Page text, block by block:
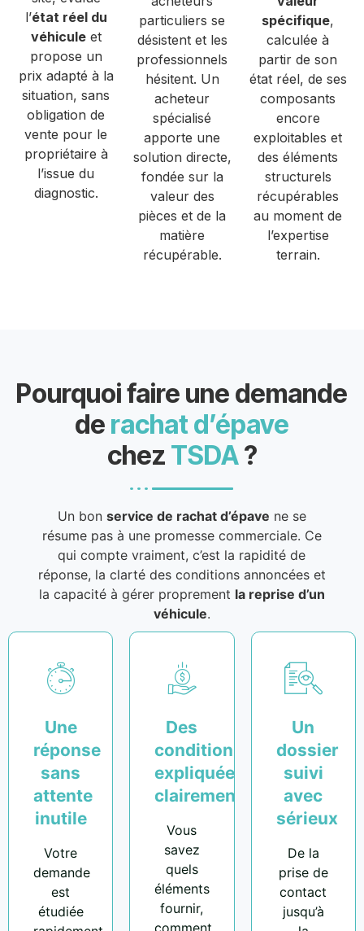
l’état réel du
véhiculeet
propose un
prix adapté à la
situation, sans
obligation de
vente pour le
propriétaire à
l’issue du
diagnostic.
particuliers se
désistent et les
professionnels
hésitent. Un
acheteur
spécialisé
apporte une
solution directe,
fondée sur la
valeur des
pièces et de la
matière
récupérable.
spécifique,
calculée à
partir de son
état réel, de ses
composants
encore
exploitables et
des éléments
structurels
récupérables
au moment de
l’expertise
terrain.
Pourquoi faire une demande
de rachat d’épave
chez TSDA?
Un bon service de rachat d’épave ne se
résume pas à une promesse commerciale. Ce
qui compte vraiment, c’est la rapidité de
réponse, la clarté des conditions annoncées et
la capacité à gérer proprement la reprise d’un
véhicule.
Une
réponse
sans
attente
inutile
Votre
demande
est
étudiée
Des
conditions
expliquées
clairement
Vous
savez
quels
éléments
fournir,
Un
dossier
suivi
avec
sérieux
De la
prise de
contact
jusqu’à